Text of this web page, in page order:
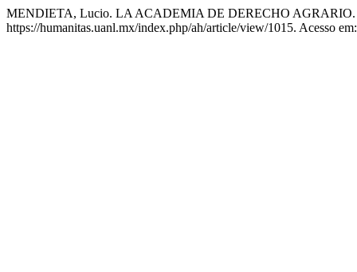
MENDIETA, Lucio. LA ACADEMIA DE DERECHO
https://humanitas.uanl.mx/index.php/ah/article/view/1015. Acesso